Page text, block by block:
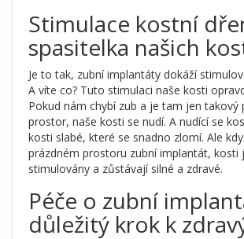
Stimulace kostní
spasitelka našich
Je to tak, zubní implantáty dokáží
A víte co? Tuto stimulaci naše kosti
Pokud nám chybí zub a je tam jen takový
prostor, naše kosti se nudí. A nudící se
kosti slabé, které se snadno zlomí. Ale
prázdném prostoru zubní implantát, kosti
stimulovány a zůstávají silné a zdravé.
Péče o zubní
důležitý krok k